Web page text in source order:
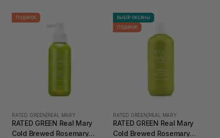
ПОДАРОК
RATED GREEN REAL MARY
RATED GREEN Real Mary
Cold Brewed Rosemary
ВЫБОР ОКСАНЫ
ПОДАРОК
RATED GREEN REAL MARY
RATED GREEN Real Mary
Cold Brewed Rosemary